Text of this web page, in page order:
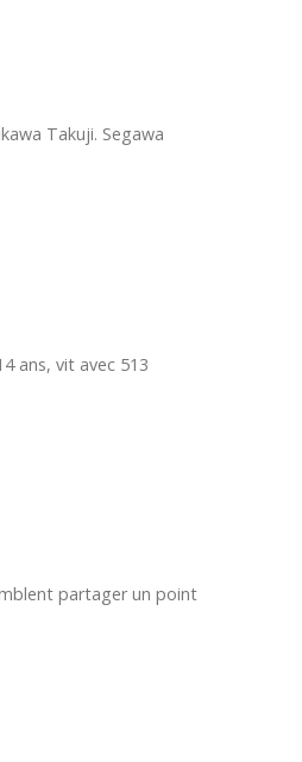
Takuji. Segawa
ans, vit avec 513
partager un point